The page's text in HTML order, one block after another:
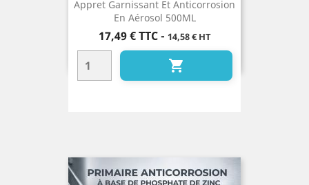
Appret Garnissant Et Anticorrosion
En Aérosol 500ML
Prix
17,49 € TTC- 14,58 € HT
